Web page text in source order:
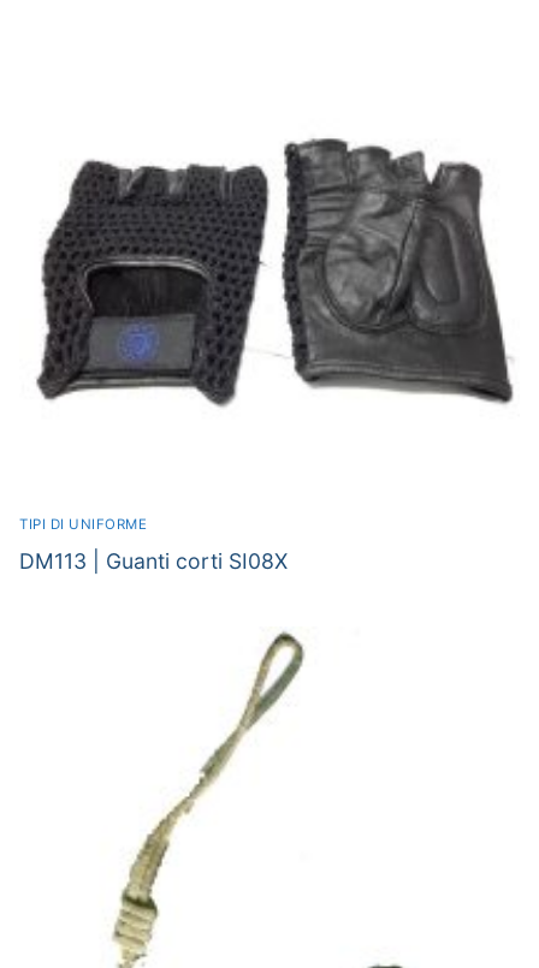
TIPI DI UNIFORME
DM113 | Guanti corti SI08X